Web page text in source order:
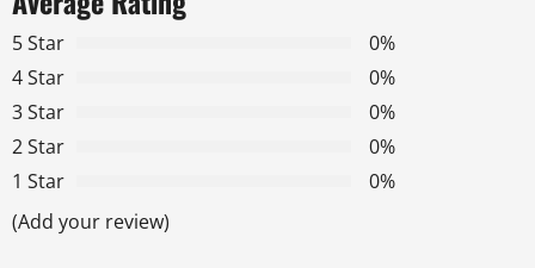
a
v
i
g
a
5 Star
0%
4 Star
0%
3 Star
0%
2 Star
0%
1 Star
0%
(Add your review)